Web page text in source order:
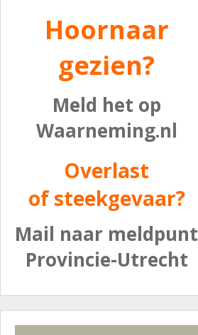
Hoornaar
gezien?
Meld het op
Waarneming.nl
Overlast
of steekgevaar?
Mail naar meldpunt
Provincie-Utrecht